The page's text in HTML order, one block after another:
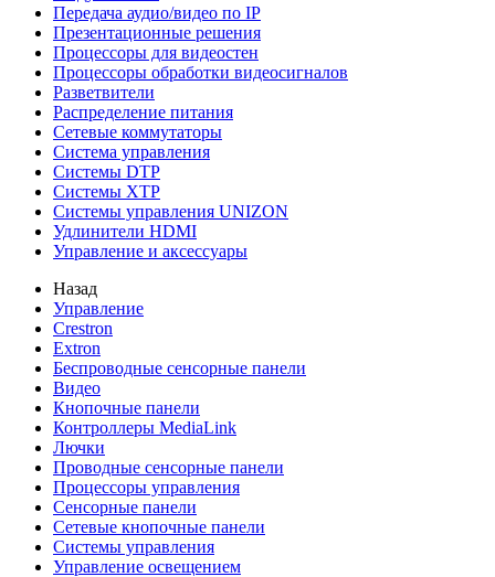
Передача аудио/видео по IP
Презентационные решения
Процессоры для видеостен
Процессоры обработки видеосигналов
Разветвители
Распределение питания
Сетевые коммутаторы
Система управления
Системы DTP
Системы XTP
Системы управления UNIZON
Удлинители HDMI
Управление и аксессуары
Назад
Управление
Crestron
Extron
Беспроводные сенсорные панели
Видео
Кнопочные панели
Контроллеры MediaLink
Лючки
Проводные сенсорные панели
Процессоры управления
Сенсорные панели
Сетевые кнопочные панели
Системы управления
Управление освещением